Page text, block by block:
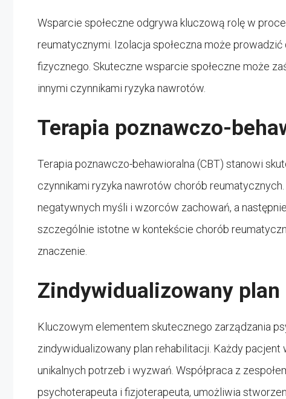
Wsparcie społeczne odgrywa kluczową rolę w
reumatycznymi. Izolacja społeczna może
fizycznego. Skuteczne wsparcie społeczne może
innymi czynnikami ryzyka nawrotów.
Terapia poznawczo-
Terapia poznawczo-behawioralna (CBT) stanowi
czynnikami ryzyka nawrotów chorób
negatywnych myśli i wzorców zachowań, a
szczególnie istotne w kontekście chorób
znaczenie.
Zindywidualizowany
Kluczowym elementem skutecznego zarządzania
zindywidualizowany plan rehabilitacji. Każdy
unikalnych potrzeb i wyzwań. Współpraca z
psychoterapeuta i fizjoterapeuta, umożliwia